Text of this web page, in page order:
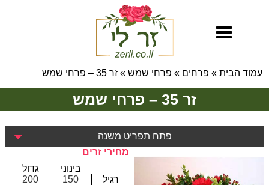
עמוד הבית » פרחים » פרחי שמש » זר 35 – פרחי שמש
זר 35 – פרחי שמש
פתח תפריט משנה
מחירי זרים
רגיל
בינוני
150
גדול
200